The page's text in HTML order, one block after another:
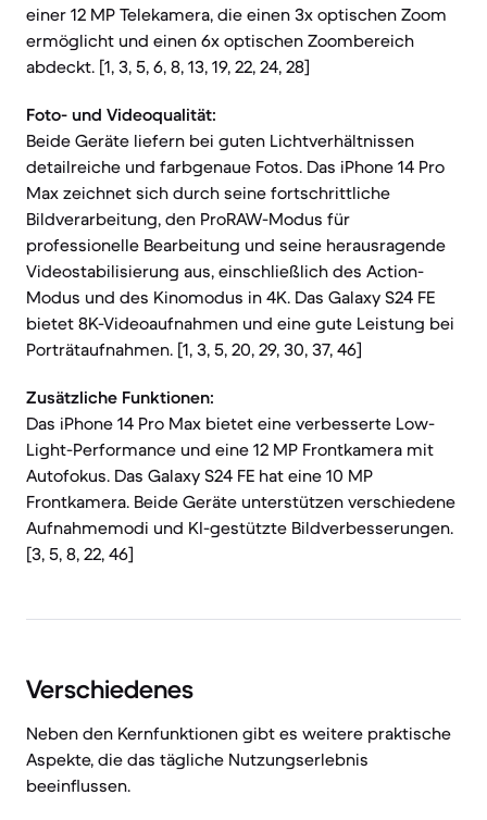
einer 12 MP Telekamera, die einen 3x optischen Zoom
ermöglicht und einen 6x optischen Zoombereich
abdeckt. [1, 3, 5, 6, 8, 13, 19, 22, 24, 28]
Foto- und Videoqualität:
Beide Geräte liefern bei guten Lichtverhältnissen
detailreiche und farbgenaue Fotos. Das iPhone 14 Pro
Max zeichnet sich durch seine fortschrittliche
Bildverarbeitung, den ProRAW-Modus für
professionelle Bearbeitung und seine herausragende
Videostabilisierung aus, einschließlich des Action-
Modus und des Kinomodus in 4K. Das Galaxy S24 FE
bietet 8K-Videoaufnahmen und eine gute Leistung bei
Porträtaufnahmen. [1, 3, 5, 20, 29, 30, 37, 46]
Zusätzliche Funktionen:
Das iPhone 14 Pro Max bietet eine verbesserte Low-
Light-Performance und eine 12 MP Frontkamera mit
Autofokus. Das Galaxy S24 FE hat eine 10 MP
Frontkamera. Beide Geräte unterstützen verschiedene
Aufnahmemodi und KI-gestützte Bildverbesserungen.
[3, 5, 8, 22, 46]
Verschiedenes
Neben den Kernfunktionen gibt es weitere praktische
Aspekte, die das tägliche Nutzungserlebnis
beeinflussen.